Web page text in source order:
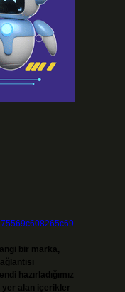
bir marka,
hazırladığımız
yer alan içerikler